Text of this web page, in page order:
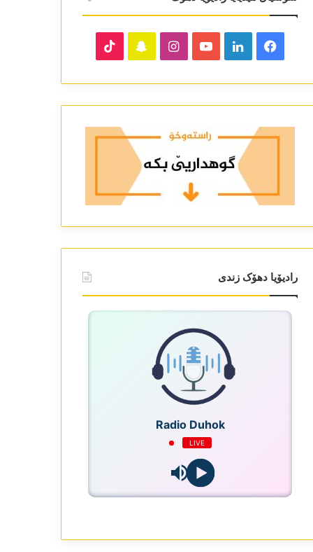
Facebook
LinkedIn
YouTube
Instagram
Snapchat
رادیۆیا دھۆک زندی
Radio Duhok
LIVE